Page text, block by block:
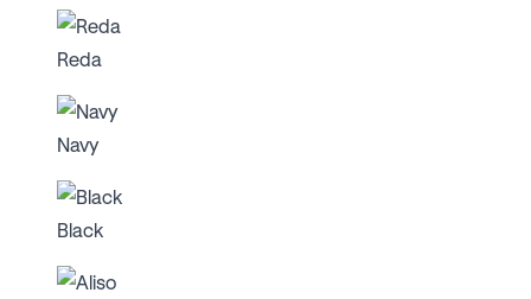
Reda
Navy
Black